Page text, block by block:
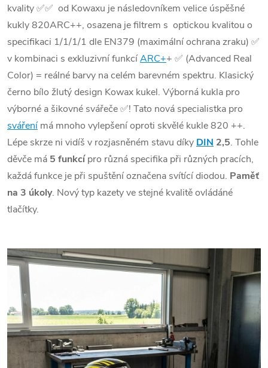
kvality ✅✅ od Kowaxu je následovníkem velice úspěšné
kukly 820ARC++, osazena je filtrem s optickou kvalitou o
specifikaci 1/1/1/1 dle EN379 (maximální ochrana zraku) ✅
v kombinaci s exkluzivní funkcíARC++ ✅ (Advanced Real
Color) = reálné barvy na celém barevném spektru. Klasický
černo bílo žlutý design Kowax kukel. Výborná kukla pro
výborné a šikovné svářeče ✅! Tato nová specialistka pro
svářenímá mnoho vylepšení oproti skvělé kukle 820 ++.
Lépe skrze ni vidíš v rozjasněném stavu díky DIN 2,5. Tohle
děvče má 5 funkcípro různá specifika při různých pracích,
každá funkce je při spuštění označena svítící diodou. Paměť
na 3 úkoly. Nový typ kazety ve stejné kvalitě ovládáné
tlačítky.